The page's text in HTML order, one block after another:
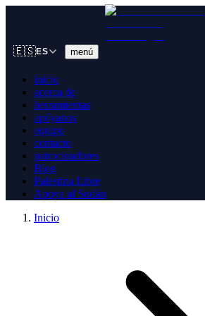
🇪🇸ES menú
inicio
acerca de
herramientas
apóyanos
equipo
contacto
patrocinadores
Blog
Palestina Libre
Apoya al Sudán
Inicio